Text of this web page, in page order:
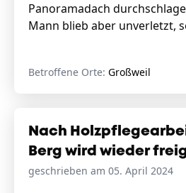
Panoramadach
Mann blieb aber unverletzt,
Betroffene Orte: Großweil
Nach
Berg wird wieder
geschrieben am 05. April 2024